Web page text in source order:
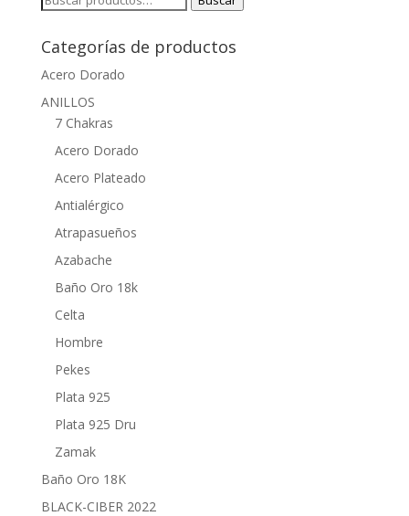
Categorías de productos
Acero Dorado
ANILLOS
7 Chakras
Acero Dorado
Acero Plateado
Antialérgico
Atrapasueños
Azabache
Baño Oro 18k
Celta
Hombre
Pekes
Plata 925
Plata 925 Dru
Zamak
Baño Oro 18K
BLACK-CIBER 2022